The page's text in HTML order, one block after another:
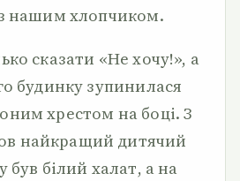
нашим хлопчиком.
сказати «Не хочу!», а
будинку зупинилася
хрестом на боці. З
найкращий дитячий
був білий халат, а на